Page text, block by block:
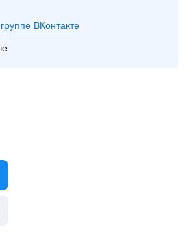
группе ВКонтакте